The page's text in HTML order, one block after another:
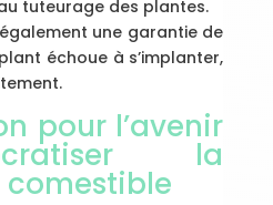
tuteurage des plantes.
une garantie de
échoue à s’implanter,
pour l’avenir
la